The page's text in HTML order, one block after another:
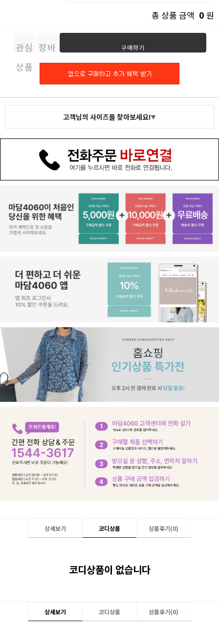
총 상품 금액 0 원
관심
상품
장바
구니
구매하기
고객님의 사이즈를 찾아보세요!▼
상세보기 코디상품 상품후기(0)
코디상품이 없습니다
상세보기 코디상품 상품후기(0)